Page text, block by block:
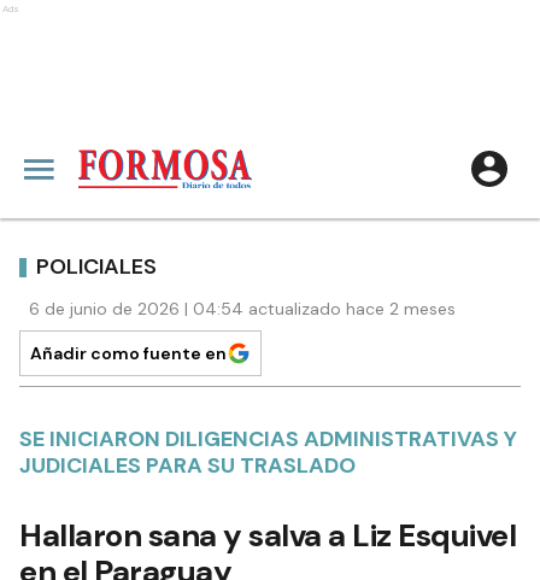
Ads
POLICIALES
6 de junio de 2026 | 04:54 actualizado hace 2 meses
Añadir como fuente en
SE INICIARON DILIGENCIAS ADMINISTRATIVAS Y
JUDICIALES PARA SU TRASLADO
Hallaron sana y salva a Liz Esquivel
en el Paraguay